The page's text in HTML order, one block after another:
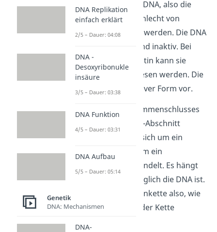
Chromatin kann die DNA, also die
Proteinbaupläne, schlecht von
Enzymenabgelesen werden. Die DNA
ist hier weitestgehend inaktiv. Bei
genreichem Chromatin kann sie
hingegen gut abgelesen werden. Die
DNA liegt also in aktiver Form vor.
Die Stärke des Zusammenschlusses
von Histon und DNA-Abschnitt
also fest, ob es sich um ein
Euchromatin oder um ein
Heterochromatin handelt. Es hängt
davon ab, wie zugänglich die DNA ist.
Im Beispiel der Perlenkette also, wie
locker die Perlen in der Kette
DNA Replikation
einfach erklärt
2/5 – Dauer: 04:08
DNA -
Desoxyribonukle
insäure
3/5 – Dauer: 03:38
DNA Funktion
4/5 – Dauer: 03:31
DNA Aufbau
5/5 – Dauer: 05:14
Genetik
DNA: Mechanismen
DNA-